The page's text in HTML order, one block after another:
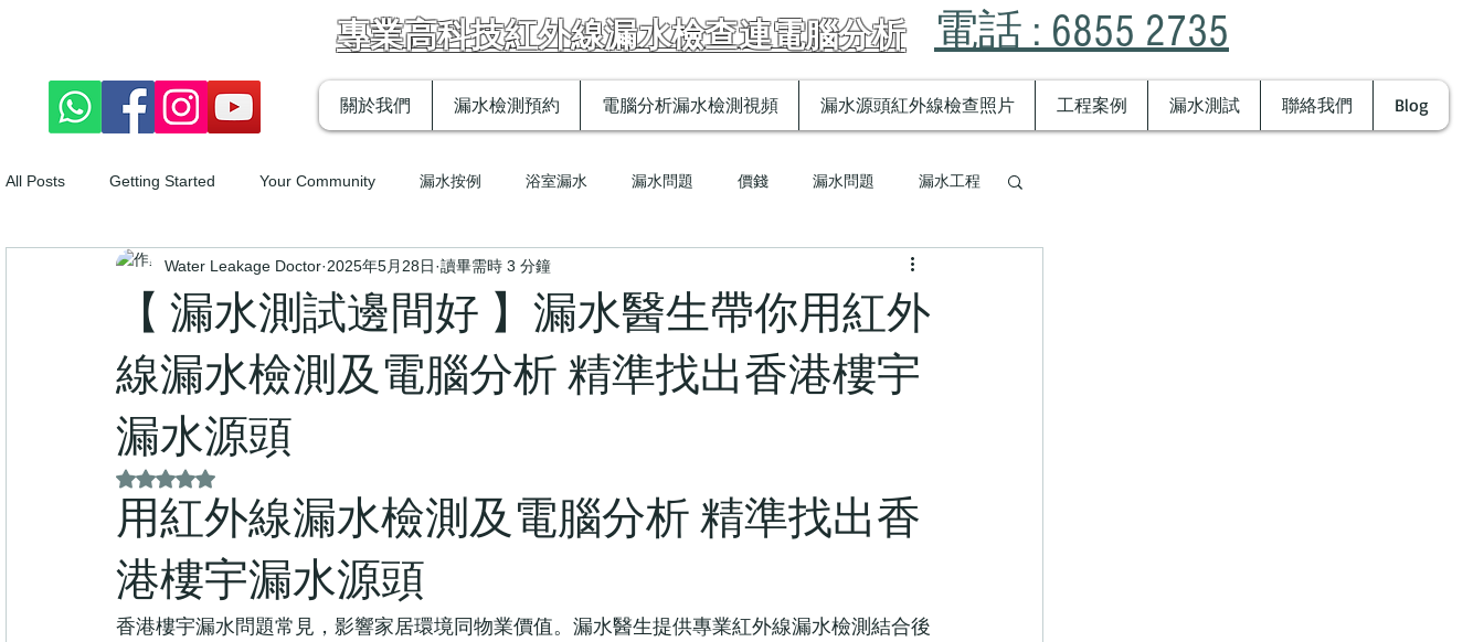
專業高科技紅外線漏水檢查連電腦分析 電話 : 6855 2735
關於我們 漏水檢測預約 電腦分析漏水檢測視頻 漏水源頭紅外線檢查照片 工程案例 漏水測試 聯絡我們 Blog
All Posts Getting Started Your Community 漏水按例 浴室漏水 漏水問題 價錢 漏水問題 漏水工程
漏水檢查 天台漏水￼ 漏水處理方法￼ 熱水喉漏水 漏水醫生話你知
【 漏水測試邊間好 】漏水醫生帶你用紅外
線漏水檢測及電腦分析 精準找出香港樓宇
漏水源頭
Water Leakage Doctor 2025年5月28日 讀畢需時 3 分鐘
評等為 NaN（最高為 5 顆星）。
用紅外線漏水檢測及電腦分析 精準找出香
港樓宇漏水源頭
香港樓宇漏水問題常見，影響家居環境同物業價值。漏水醫生提供專業紅外線漏水檢測結合後